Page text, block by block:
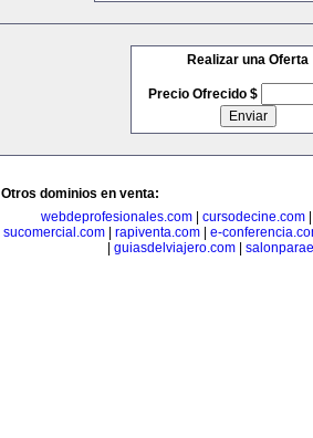
Realizar una Oferta
Precio Ofrecido $
Otros dominios en venta:
webdeprofesionales.com| cursodecine.com
sucomercial.com
rapiventa.com
e-
guiasdelviajero.com|